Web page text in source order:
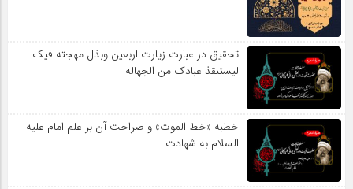
تحقیق در عبارت زیارت اربعین وبذل مهجته فیک
لیستنقذ عبادک من الجهاله
خطبه «خط الموت» و صراحت آن بر علم امام علیه
السلام به شهادت